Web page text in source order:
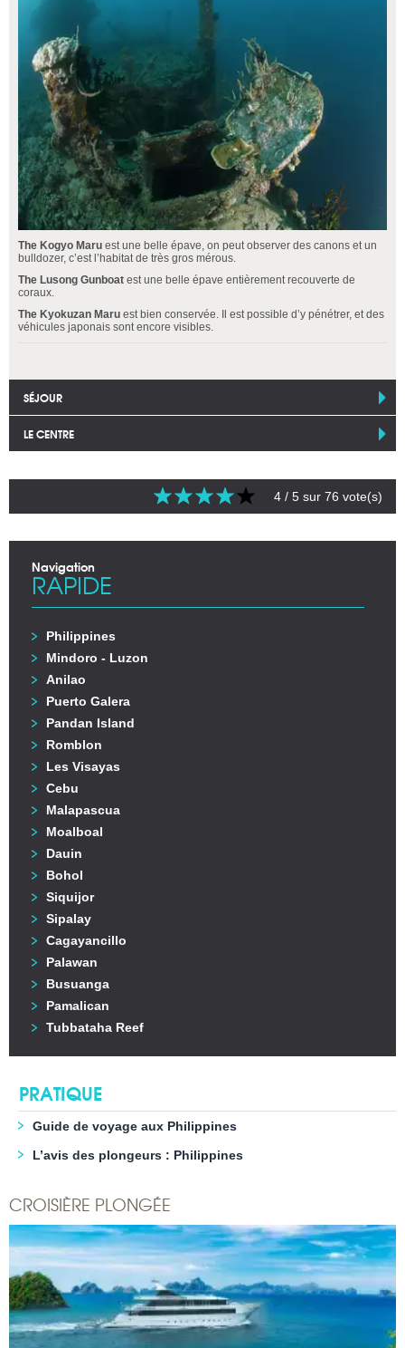
The Kogyo Maru est une belle épave, on peut observer des canons et un
bulldozer, c’est l’habitat de très gros mérous.
The Lusong Gunboat est une belle épave entièrement recouverte de
coraux.
The Kyokuzan Maru est bien conservée. Il est possible d’y pénétrer, et des
véhicules japonais sont encore visibles.
SÉJOUR
LE CENTRE
4 / 5 sur 76 vote(s)
Navigation
RAPIDE
Philippines
Mindoro - Luzon
Anilao
Puerto Galera
Pandan Island
Romblon
Les Visayas
Cebu
Malapascua
Moalboal
Dauin
Bohol
Siquijor
Sipalay
Cagayancillo
Palawan
Busuanga
Pamalican
Tubbataha Reef
PRATIQUE
Guide de voyage aux Philippines
L’avis des plongeurs : Philippines
CROISIÈRE PLONGÉE